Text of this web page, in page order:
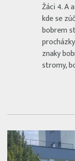
Žáci 4. A
kde se
bobrem
znaky
stromy,